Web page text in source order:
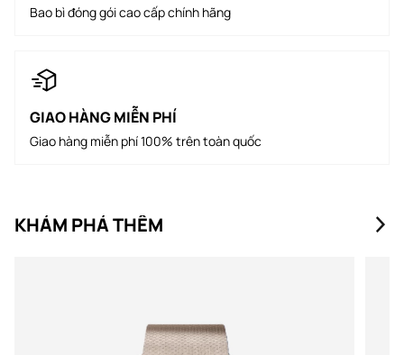
Bao bì đóng gói cao cấp chính hãng
GIAO HÀNG MIỄN PHÍ
Giao hàng miễn phí 100% trên toàn quốc
KHÁM PHÁ THÊM